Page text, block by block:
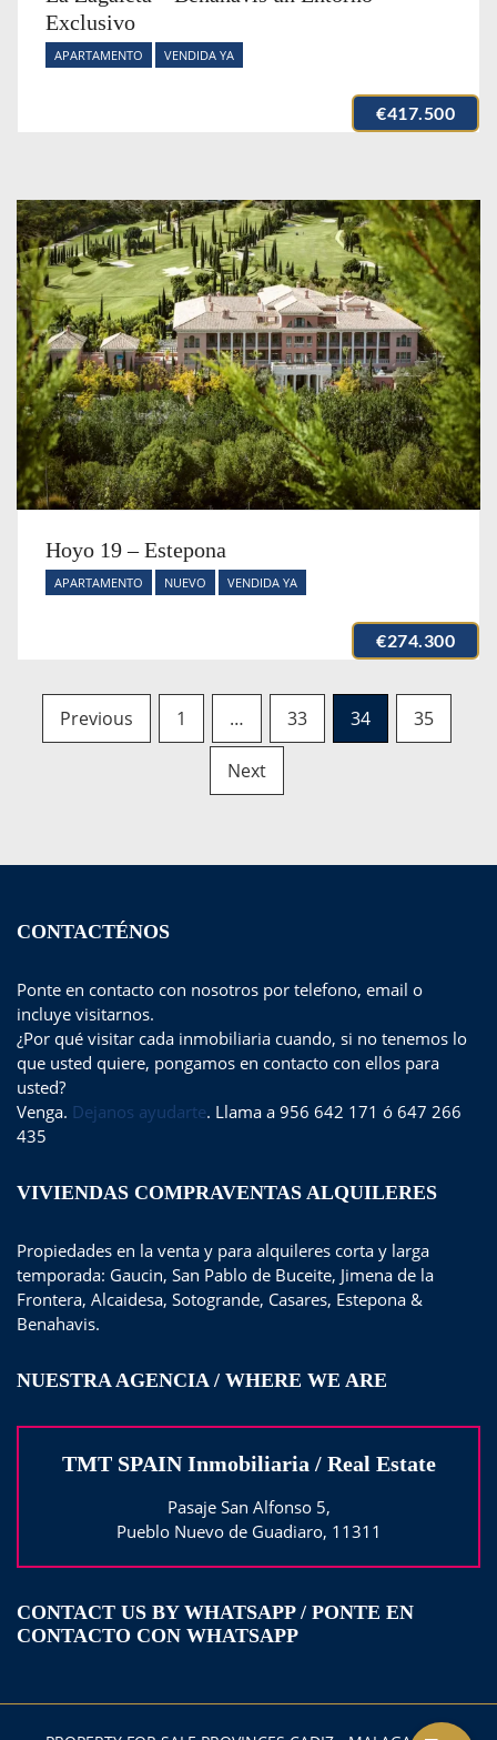
Exclusivo
APARTAMENTO VENDIDA YA
€417.500
Hoyo 19 – Estepona
APARTAMENTO NUEVO VENDIDA YA
€274.300
Posts
navigation
Previous 1 … 33 34 35
Next
CONTACTÉNOS
Ponte en contacto con nosotros por telefono, email o
incluye visitarnos.
¿Por qué visitar cada inmobiliaria cuando, si no tenemos lo
que usted quiere, pongamos en contacto con ellos para
usted?
Venga. Dejanos ayudarte. Llama a 956 642 171 ó 647 266
435
VIVIENDAS COMPRAVENTAS ALQUILERES
Propiedades en la venta y para alquileres corta y larga
temporada: Gaucin, San Pablo de Buceite, Jimena de la
Frontera, Alcaidesa, Sotogrande, Casares, Estepona &
Benahavis.
NUESTRA AGENCIA / WHERE WE ARE
TMT SPAIN Inmobiliaria / Real Estate
Pasaje San Alfonso 5,
Pueblo Nuevo de Guadiaro, 11311
CONTACT US BY WHATSAPP / PONTE EN
CONTACTO CON WHATSAPP